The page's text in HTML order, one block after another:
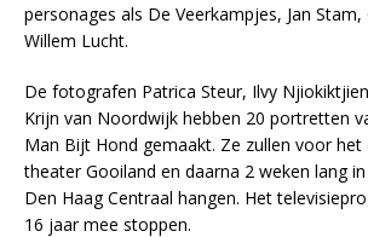
personages als De Veerkampjes, Jan
Willem Lucht.
De fotografen Patrica Steur, Ilvy
Krijn van Noordwijk hebben 20 portretten
Man Bijt Hond gemaakt. Ze zullen voor het
theater Gooiland en daarna 2 weken lang
Den Haag Centraal hangen. Het
16 jaar mee stoppen.